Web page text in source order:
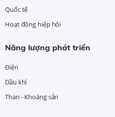
Quốc tế
Hoạt động hiệp hội
Năng lượng phát triển
Điện
Dầu khí
Than - Khoáng sản